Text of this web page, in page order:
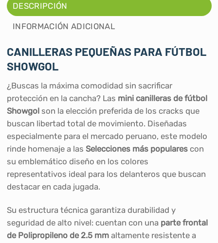
DESCRIPCIÓN
INFORMACIÓN ADICIONAL
CANILLERAS PEQUEÑAS PARA FÚTBOL
SHOWGOL
¿Buscas la máxima comodidad sin sacrificar
protección en la cancha? Las mini canilleras de fútbol
Showgolson la elección preferida de los cracks que
buscan libertad total de movimiento. Diseñadas
especialmente para el mercado peruano, este modelo
rinde homenaje a las Selecciones más populares con
su emblemático diseño en los colores
representativos ideal para los delanteros que buscan
destacar en cada jugada.
Su estructura técnica garantiza durabilidad y
seguridad de alto nivel: cuentan con una parte frontal
de Polipropileno de 2.5 mmaltamente resistente a